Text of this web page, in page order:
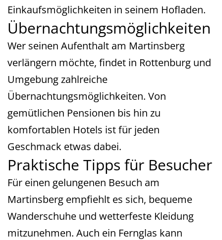
Einkaufsmöglichkeiten in seinem Hofladen.
Übernachtungsmöglichkeiten
Wer seinen Aufenthalt am Martinsberg
verlängern möchte, findet in Rottenburg und
Umgebung zahlreiche
Übernachtungsmöglichkeiten. Von
gemütlichen Pensionen bis hin zu
komfortablen Hotels ist für jeden
Geschmack etwas dabei.
Praktische Tipps für Besucher
Für einen gelungenen Besuch am
Martinsberg empfiehlt es sich, bequeme
Wanderschuhe und wetterfeste Kleidung
mitzunehmen. Auch ein Fernglas kann